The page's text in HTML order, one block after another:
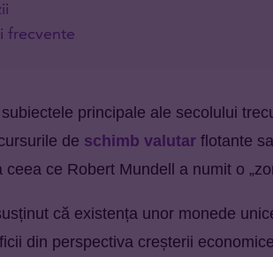
frecvente
principale ale secolului
de schimb valutar flotante
ceea ce Robert Mundell a numit o
că existența unor monede
din perspectiva creșterii